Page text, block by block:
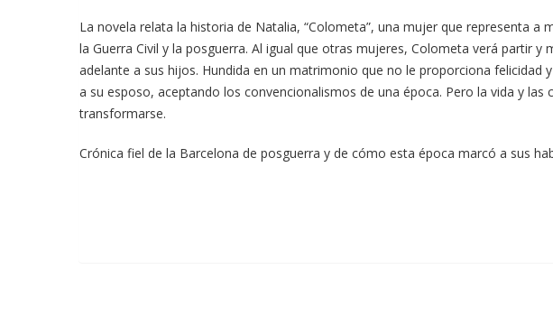
La novela relata la historia de Natalia, “Colometa”, una mujer que representa
la Guerra Civil y la posguerra. Al igual que otras mujeres, Colometa verá partir
adelante a sus hijos. Hundida en un matrimonio que no le proporciona
a su esposo, aceptando los convencionalismos de una época. Pero la vida y
transformarse.
Crónica fiel de la Barcelona de posguerra y de cómo esta época marcó a sus